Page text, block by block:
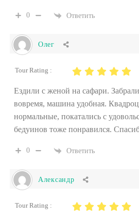
0 Ответить
Олег
Tour Rating :
Ездили с женой на сафари.
вовремя, машина удобная.
нормальные, покатались с
бедуинов тоже понравился.
0 Ответить
Александр
Tour Rating :